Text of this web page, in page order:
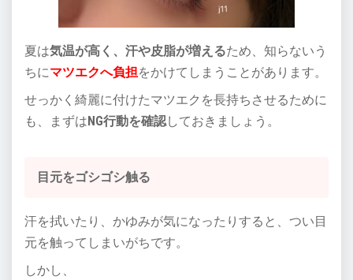
夏は気温が高く、汗や皮脂が増えるため、知らないう
ちにマツエクへ負担をかけてしまうことがあります。
せっかく綺麗に付けたマツエクを長持ちさせるために
も、まずはNG行動を確認しておきましょう。
目元をゴシゴシ触る
汗を拭いたり、かゆみが気になったりすると、つい目
元を触ってしまいがちです。
しかし、